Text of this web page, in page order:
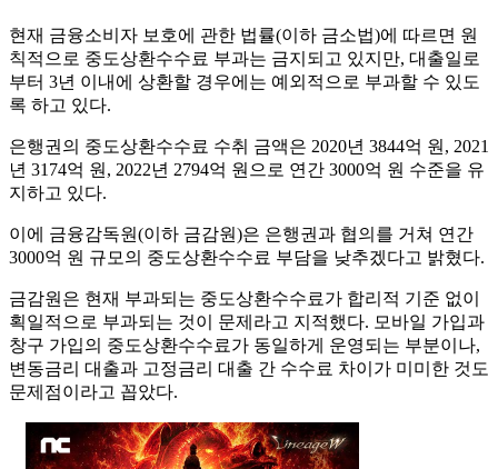
현재 금융소비자 보호에 관한 법률(이하 금소법)에 따르면 원
칙적으로 중도상환수수료 부과는 금지되고 있지만, 대출일로
부터 3년 이내에 상환할 경우에는 예외적으로 부과할 수 있도
록 하고 있다.
은행권의 중도상환수수료 수취 금액은 2020년 3844억 원, 2021
년 3174억 원, 2022년 2794억 원으로 연간 3000억 원 수준을 유
지하고 있다.
이에 금융감독원(이하 금감원)은 은행권과 협의를 거쳐 연간
3000억 원 규모의 중도상환수수료 부담을 낮추겠다고 밝혔다.
금감원은 현재 부과되는 중도상환수수료가 합리적 기준 없이
획일적으로 부과되는 것이 문제라고 지적했다. 모바일 가입과
창구 가입의 중도상환수수료가 동일하게 운영되는 부분이나,
변동금리 대출과 고정금리 대출 간 수수료 차이가 미미한 것도
문제점이라고 꼽았다.